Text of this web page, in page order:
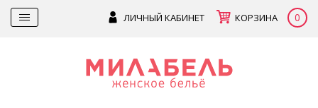
ЛИЧНЫЙ КАБИНЕТ КОРЗИНА 0